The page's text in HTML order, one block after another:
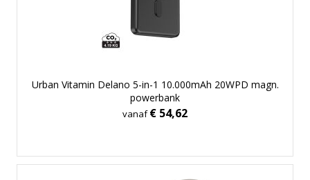
Urban Vitamin Delano 5-in-1 10.000mAh 20WPD magn.
powerbank
vanaf€ 54,62